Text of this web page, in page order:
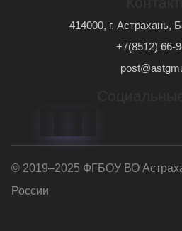
414000, г. Астрахань,
+7(8512) 66-
© 2019–2025 ФГБОУ ВО
России